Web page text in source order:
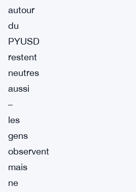
autour
du
PYUSD
restent
neutres
aussi
–
les
gens
observent
mais
ne